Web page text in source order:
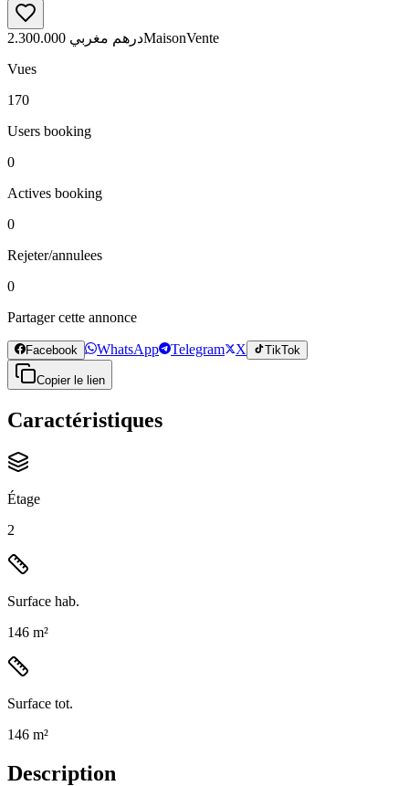
2.300.000 درهم مغربيMaisonVente
Vues
170
Users booking
0
Actives booking
0
Rejeter/annulees
0
Partager cette annonce
Facebook WhatsApp Telegram X TikTok
Copier le lien
Caractéristiques
Étage
2
Surface hab.
146 m²
Surface tot.
146 m²
Description